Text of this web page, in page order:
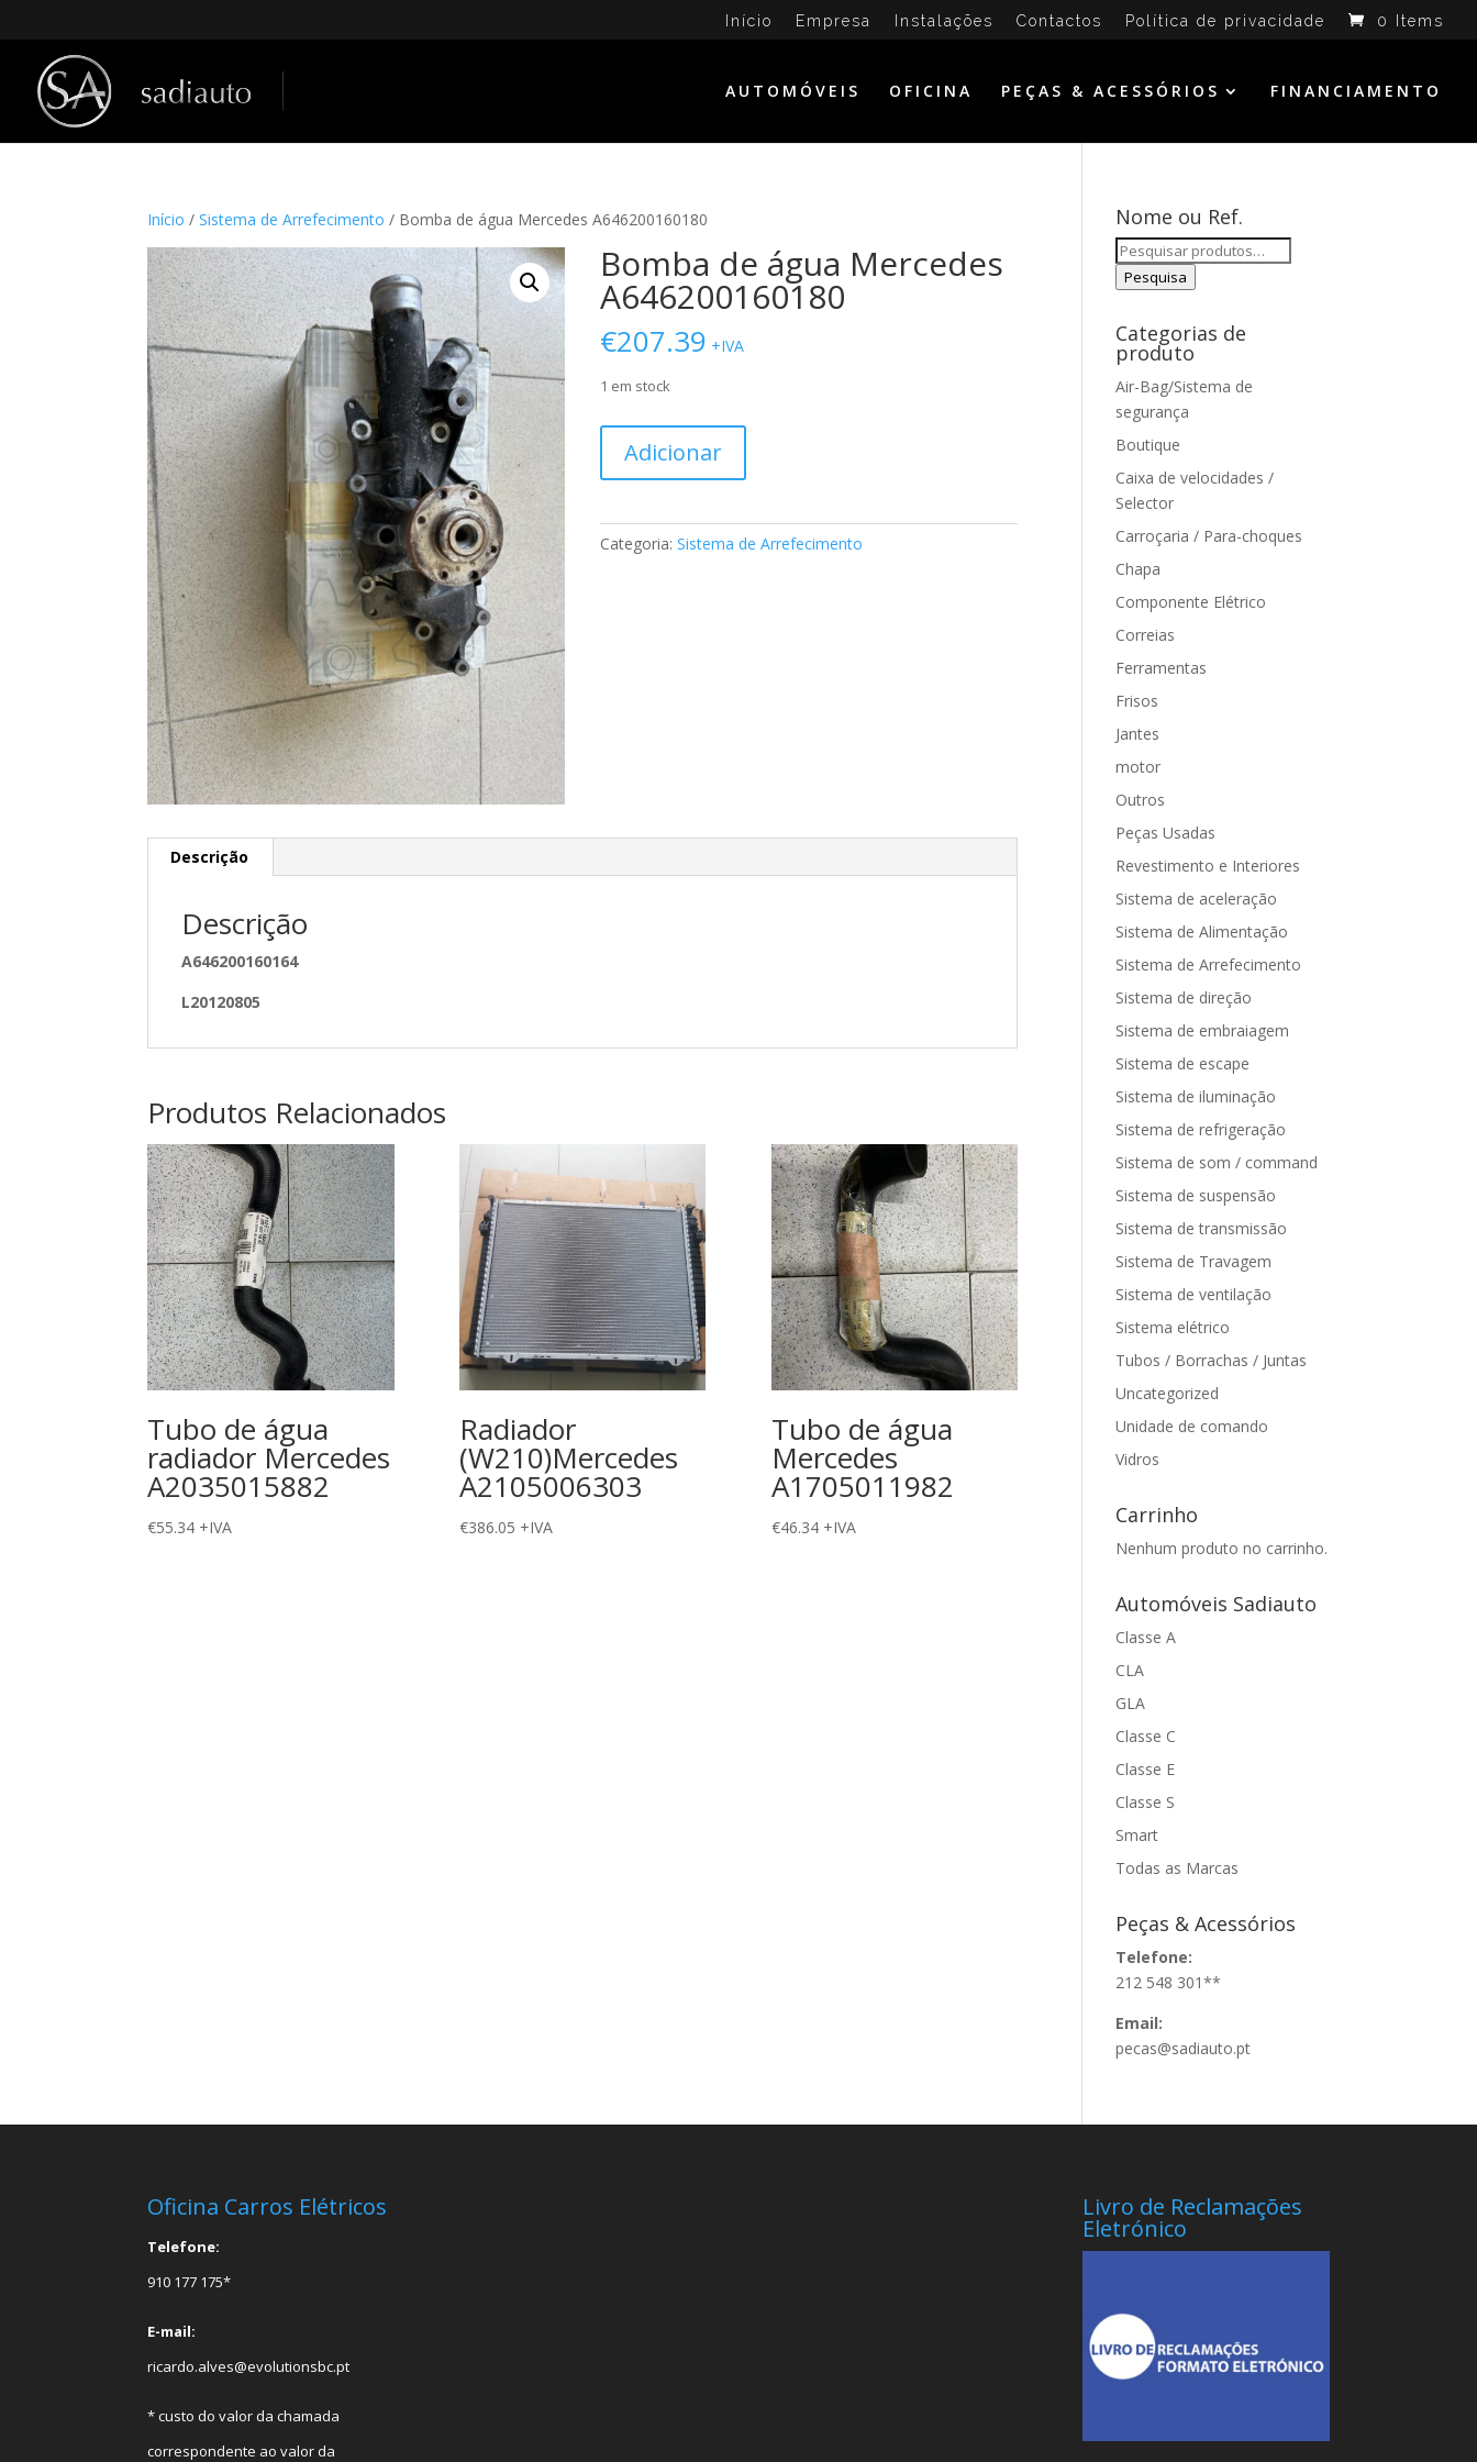
Início Empresa Instalações Contactos Política de privacidade 0 Items
AUTOMÓVEIS OFICINA PEÇAS & ACESSÓRIOS FINANCIAMENTO
Início /Sistema de Arrefecimento / Bomba de água Mercedes A646200160180
Bomba de água Mercedes
A646200160180
€207.39 +IVA
1 em stock
Bomba
água
Adicionar
Categoria:Sistema de Arrefecimento
Descrição
Descrição
A646200160164
L20120805
Produtos Relacionados
Tubo de água
radiador Mercedes
A2035015882
€55.34 +IVA
Radiador
(W210)Mercedes
A2105006303
€386.05 +IVA
Tubo de água
Mercedes
A1705011982
€46.34 +IVA
Nome ou Ref.
Pesquisar
por:
Pesquisa
Categorias de
produto
Air-Bag/Sistema de
segurança
Boutique
Caixa de velocidades /
Selector
Carroçaria / Para-choques
Chapa
Componente Elétrico
Correias
Ferramentas
Frisos
Jantes
motor
Outros
Peças Usadas
Revestimento e Interiores
Sistema de aceleração
Sistema de Alimentação
Sistema de Arrefecimento
Sistema de direção
Sistema de embraiagem
Sistema de escape
Sistema de iluminação
Sistema de refrigeração
Sistema de som / command
Sistema de suspensão
Sistema de transmissão
Sistema de Travagem
Sistema de ventilação
Sistema elétrico
Tubos / Borrachas / Juntas
Uncategorized
Unidade de comando
Vidros
Carrinho
Nenhum produto no carrinho.
Automóveis Sadiauto
Classe A
CLA
GLA
Classe C
Classe E
Classe S
Smart
Todas as Marcas
Peças & Acessórios
Telefone:
212 548 301**
Email:
pecas@sadiauto.pt
Oficina Carros Elétricos
Telefone:
910 177 175*
E-mail:
ricardo.alves@evolutionsbc.pt
* custo do valor da chamada
correspondente ao valor da
Livro de Reclamações
Eletrónico